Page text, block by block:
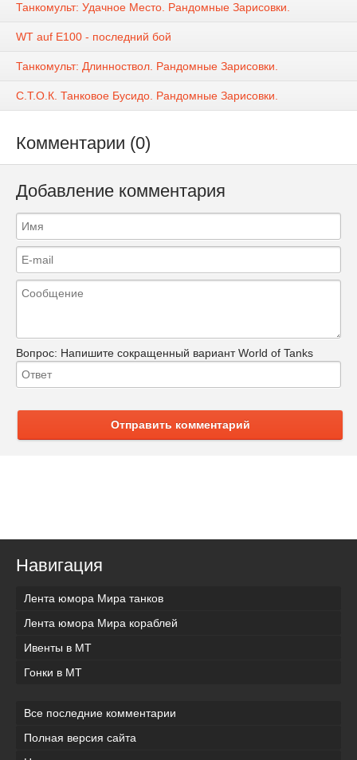
Танкомульт: Удачное Место. Рандомные Зарисовки.
WT auf E100 - последний бой
Танкомульт: Длинноствол. Рандомные Зарисовки.
С.Т.О.К. Танковое Бусидо. Рандомные Зарисовки.
Комментарии (0)
Добавление комментария
Вопрос: Напишите сокращенный вариант World of Tanks
Отправить комментарий
Навигация
Лента юмора Мира танков
Лента юмора Мира кораблей
Ивенты в МТ
Гонки в МТ
Все последние комментарии
Полная версия сайта